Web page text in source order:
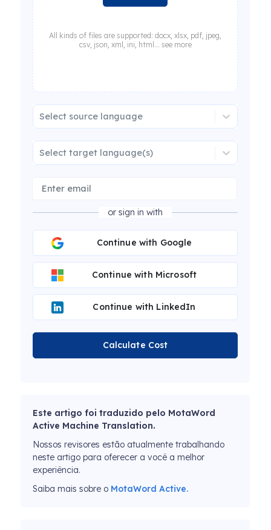
All kinds of files are supported: docx, xlsx, pdf, jpeg,
csv, json, xml, ini, html... see more
Select source language
Select target language(s)
or sign in with
Continue with Google
Continue with Microsoft
Continue with LinkedIn
Calculate Cost
Este artigo foi traduzido pelo MotaWord
Active Machine Translation.
Nossos revisores estão atualmente trabalhando
neste artigo para oferecer a você a melhor
experiência.
Saiba mais sobre o MotaWord Active.